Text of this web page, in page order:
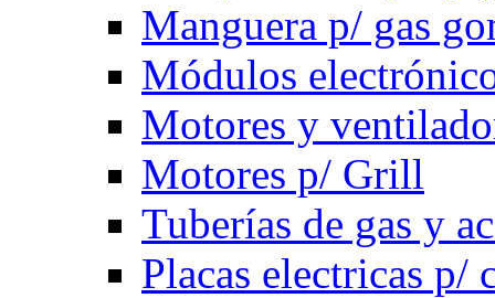
Manguera p/ gas
Módulos
Motores y
Motores p/ Grill
Tuberías de gas y
Placas electricas p/